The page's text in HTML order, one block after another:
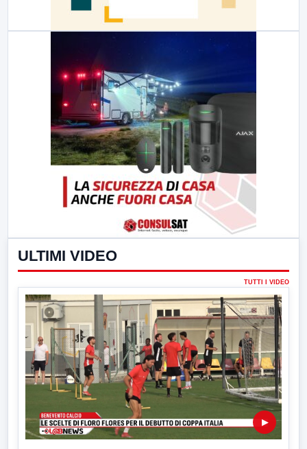
ULTIMI VIDEO
TUTTI I VIDEO
▶